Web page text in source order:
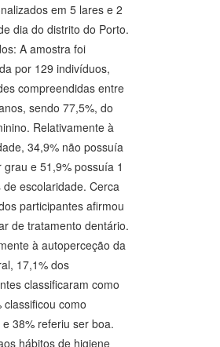
em 5 lares e 2
dia do distrito do Porto.
A amostra foi
por 129 indivíduos,
compreendidas entre
sendo 77,5%, do
Relativamente à
34,9% não possuía
grau e 51,9% possuía 1
de escolaridade. Cerca
participantes afirmou
de tratamento dentário.
à autoperceção da
17,1% dos
classificaram como
classificou como
e 38% referiu ser boa.
hábitos de higiene